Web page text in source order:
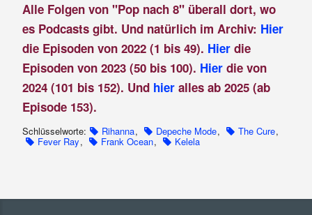
Alle Folgen von "Pop nach 8" überall dort, wo
es Podcasts gibt. Und natürlich im Archiv: Hier
die Episoden von 2022 (1 bis 49). Hierdie
Episoden von 2023 (50 bis 100). Hier die von
2024 (101 bis 152). Und hier alles ab 2025 (ab
Episode 153).
Schlüsselworte: Rihanna, Depeche Mode, The Cure,
Fever Ray, Frank Ocean, Kelela